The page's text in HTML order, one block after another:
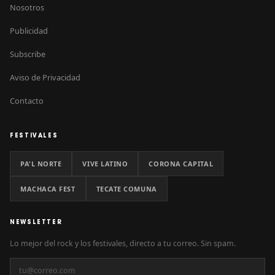
Nosotros
Publicidad
Subscribe
Aviso de Privacidad
Contacto
FESTIVALES
PA'L NORTE VIVE LATINO CORONA CAPITAL
MACHACA FEST TECATE COMUNA
NEWSLETTER
Lo mejor del rock y los festivales, directo a tu correo. Sin spam.